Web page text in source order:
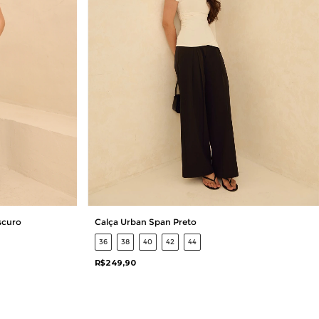
Calça Urban Span Preto
36 38 40 42 44
R$249,90